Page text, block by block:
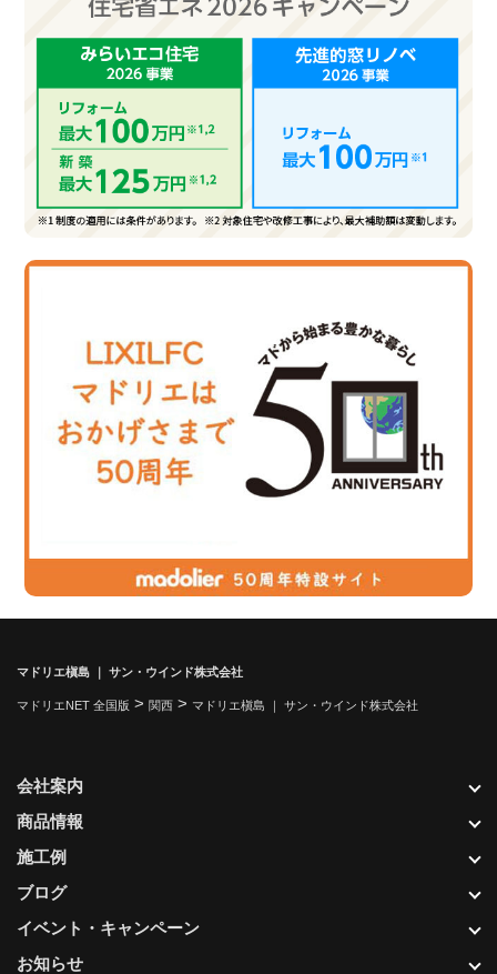
マドリエ槇島 ｜ サン・ウインド株式会社
マドリエNET 全国版 > 関西 > マドリエ槇島 ｜ サン・ウインド株式会社
会社案内
商品情報
施工例
ブログ
イベント・キャンペーン
お知らせ